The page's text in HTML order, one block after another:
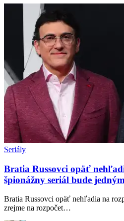
Seriály
Bratia Russovci opäť
špionážny seriál bude
Bratia Russovci opäť nehľadia na
zrejme na rozpočet…